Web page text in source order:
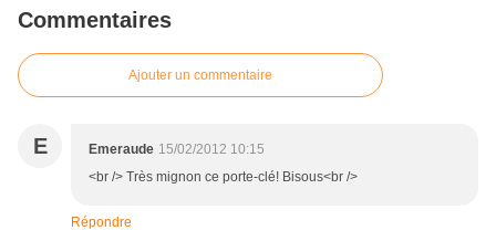
Commentaires
Ajouter un commentaire
E Emeraude 15/02/2012 10:15
<br /> Très mignon ce porte-clé! Bisous<br />
Répondre